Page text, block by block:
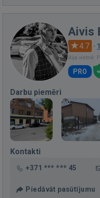
Aivis
4.7 ·
Bija vietnē:
PRO
Darbu piemēri
Kontakti
+371 *** *** 45
Piedāvāt pasūtījumu